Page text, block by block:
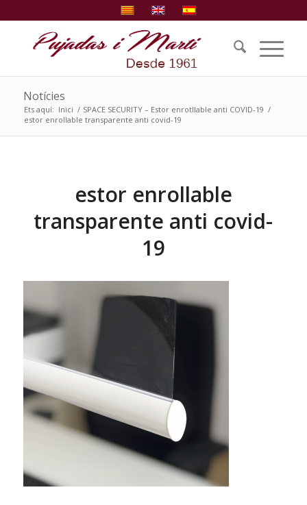
Notícies
Ets aquí: Inici / SPACE SECURITY – Estor enrotllable anti COVID-19 /
estor enrollable transparente anti covid-19
estor enrollable
transparente anti covid-
19